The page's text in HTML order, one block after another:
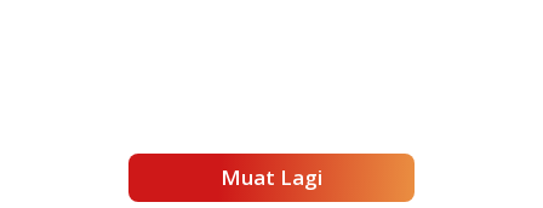
Muat Lagi